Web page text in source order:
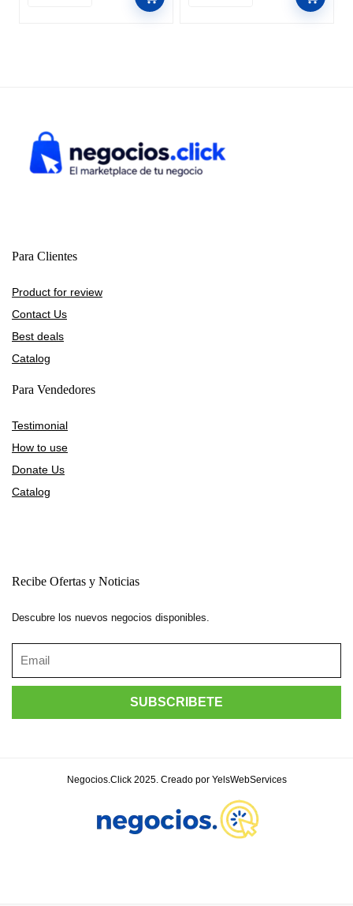
Para Clientes
Product for review
Contact Us
Best deals
Catalog
Para Vendedores
Testimonial
How to use
Donate Us
Catalog
Recibe Ofertas y Noticias
Descubre los nuevos negocios disponibles.
Negocios.Click 2025. Creado por YelsWebServices